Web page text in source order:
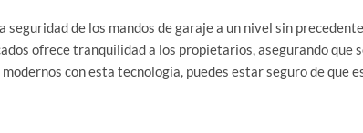
seguridad de los mandos de garaje a un nivel sin
ofrece tranquilidad a los propietarios, asegurando que
con esta tecnología, puedes estar seguro de que